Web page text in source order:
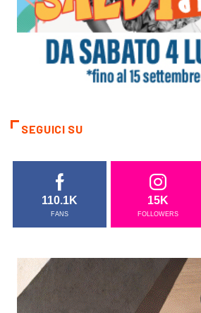
SEGUICI SU
110.1K
FANS
15K
FOLLOWERS